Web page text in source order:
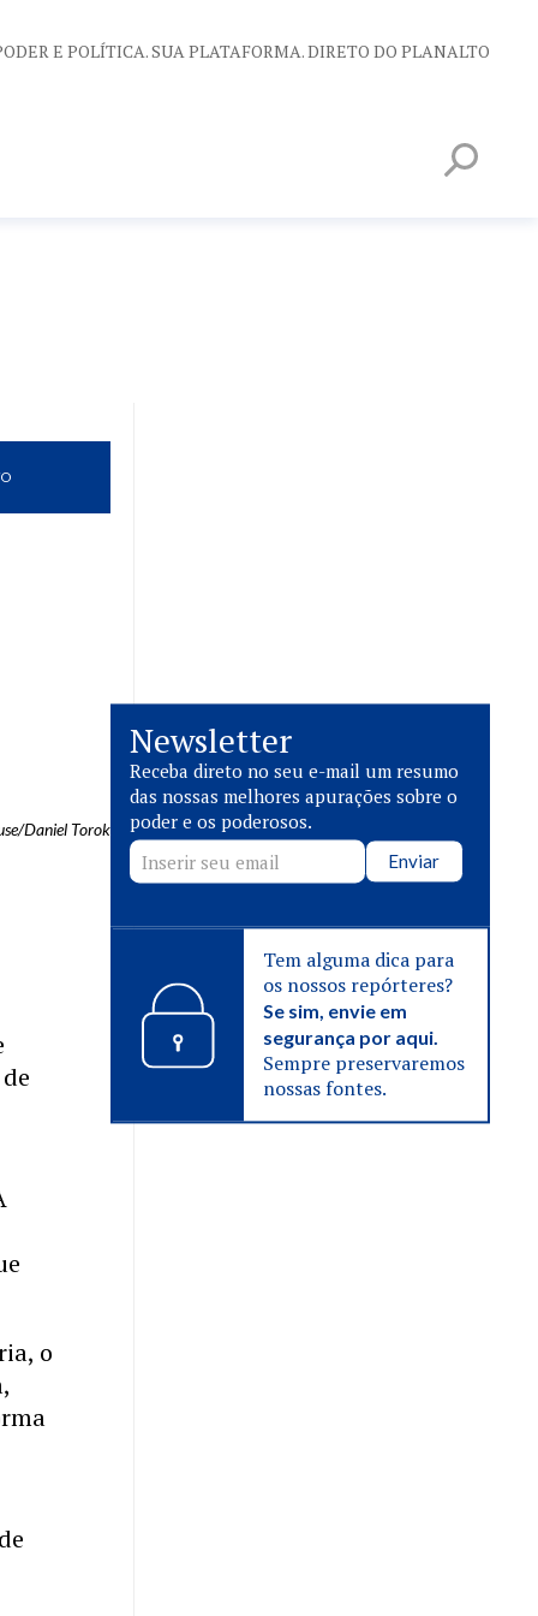
E POLÍTICA. SUA PLATAFORMA. DIRETO DO PLANALTO
Daniel Torok
o
Newsletter
Receba direto no seu e-mail um resumo
das nossas melhores apurações sobre o
poder e os poderosos.
Enviar
Tem alguma dica para
os nossos repórteres?
Se sim, envie em
segurança por aqui.
Sempre preservaremos
nossas fontes.